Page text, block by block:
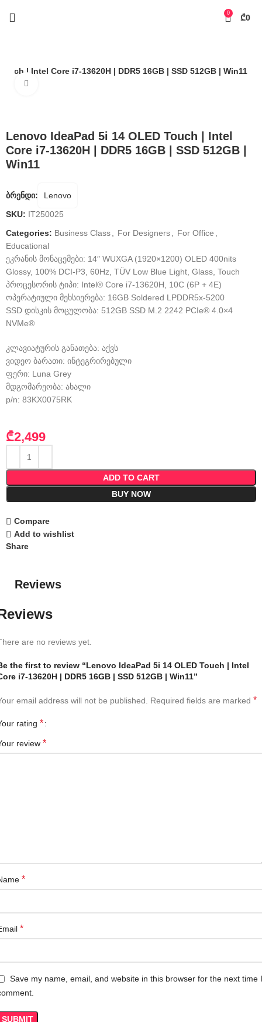
0 ₾0
| Intel Core i7-13620H | DDR5 16GB | SSD 512GB | Win11
Lenovo IdeaPad 5i 14 OLED Touch | Intel
Core i7-13620H | DDR5 16GB | SSD 512GB |
Win11
ბრენდი:
Lenovo
SKU: IT250025
Categories: Business Class For Designers For Office
Educational
ეკრანის მონაცემები: 14″ WUXGA (1920×1200) OLED 400nits
Glossy, 100% DCI-P3, 60Hz, TÜV Low Blue Light, Glass, Touch
პროცესორის ტიპი: Intel® Core i7-13620H, 10C (6P + 4E)
ოპერატიული მეხსიერება: 16GB Soldered LPDDR5x-5200
SSD დისკის მოცულობა: 512GB SSD M.2 2242 PCIe® 4.0×4
NVMe®
კლავიატურის განათება: აქვს
ვიდეო ბარათი: ინტეგრირებული
ფერი: Luna Grey
მდგომარეობა: ახალი
p/n: 83KX0075RK
₾2,499
ADD TO CART
BUY NOW
Compare
Add to wishlist
Share
Reviews
are no reviews yet.
the first to review “Lenovo IdeaPad 5i 14 OLED Touch | Intel
i7-13620H | DDR5 16GB | SSD 512GB | Win11”
email address will not be published. Required fields are marked *
rating *
review *
*
*
Save my name, email, and website in this browser for the next time I